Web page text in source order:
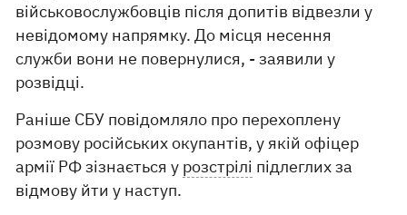
військовослужбовців після допитів відвезли у
невідомому напрямку. До місця несення
служби вони не повернулися, - заявили у
розвідці.
Раніше СБУ повідомляло про перехоплену
розмову російських окупантів, у якій офіцер
армії РФ зізнається у розстрілі підлеглих за
відмову йти у наступ.